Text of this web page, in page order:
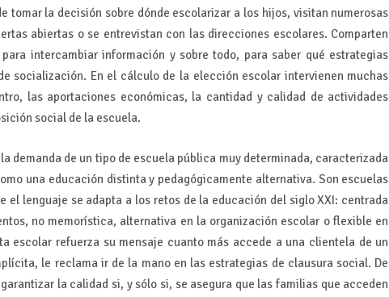
tomar la decisión sobre dónde escolarizar a los hijos, visitan numerosas
abiertas o se entrevistan con las direcciones escolares. Comparten
intercambiar información y sobre todo, para saber qué estrategias
socialización. En el cálculo de la elección escolar intervienen muchas
las aportaciones económicas, la cantidad y calidad de actividades
social de la escuela.
demanda de un tipo de escuela pública muy determinada, caracterizada
una educación distinta y pedagógicamente alternativa. Son escuelas
el lenguaje se adapta a los retos de la educación del siglo XXI: centrada
no memorística, alternativa en la organización escolar o flexible en
escolar refuerza su mensaje cuanto más accede a una clientela de un
le reclama ir de la mano en las estrategias de clausura social. De
la calidad si, y sólo si, se asegura que las familias que acceden